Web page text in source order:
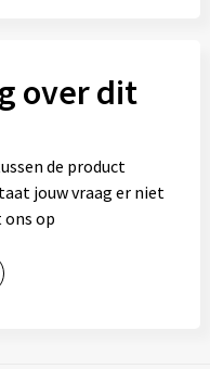
over dit
de product
jouw vraag er niet
ons op